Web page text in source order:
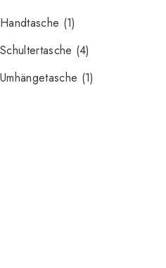
Handtasche (1)
Schultertasche (4)
Umhängetasche (1)